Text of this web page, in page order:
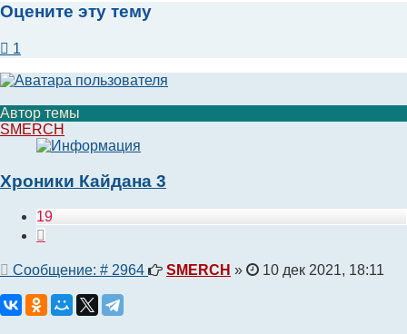
Оцените эту тему
1
Автор темы
SMERCH
Хроники Кайдана 3
19
Цитата
Сообщение: # 2964 Сообщение
SMERCH » 10 дек 2021, 18:11